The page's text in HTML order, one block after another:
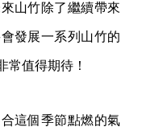
山竹除了繼續帶來
發展一系列山竹的
常值得期待！
這個季節點燃的氣